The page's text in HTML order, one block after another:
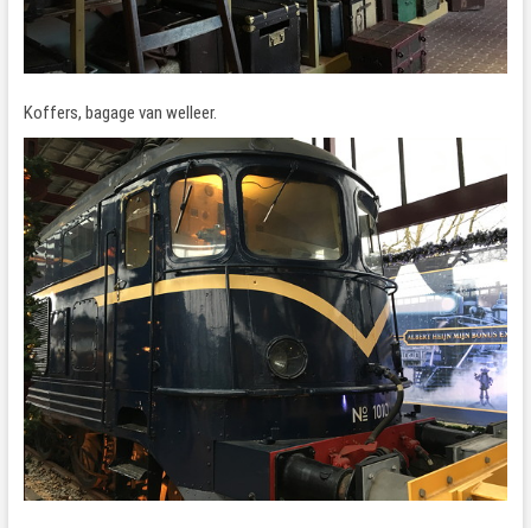
Koffers, bagage van welleer.